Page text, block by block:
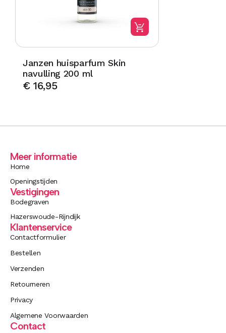
Janzen huisparfum Skin
navulling 200 ml
€16,95
Meer informatie
Home
Openingstijden
Vestigingen
Bodegraven
Hazerswoude-Rijndijk
Klantenservice
Contactformulier
Bestellen
Verzenden
Retourneren
Privacy
Algemene Voorwaarden
Contact